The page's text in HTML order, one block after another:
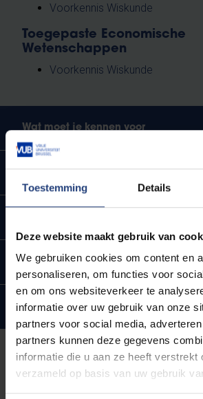
Toestemming Details
Deze website maakt gebruik van
We gebruiken cookies om content en
personaliseren, om functies voor
en om ons websiteverkeer te
informatie over uw gebruik van onze
partners voor social media,
partners kunnen deze gegevens
informatie die u aan ze heeft verstrekt
verzameld op basis van uw gebruik
Voorkennis Wiskunde
Toegepaste Economische
Wetenschappen
Voorkennis Wiskunde
Wat moet je kennen voor
Wat je moet kennen voor
Wat je moet kennen voor
Wat je moet kennen voor
Start voorbereid